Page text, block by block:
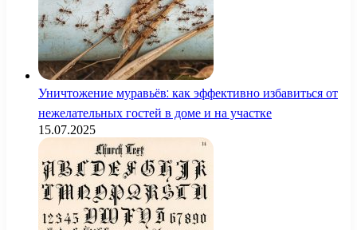
Уничтожение муравьёв: как эффективно избавиться от
нежелательных гостей в доме и на участке
15.07.2025